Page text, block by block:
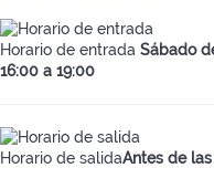
Horario de entrada Sábado
16:00 a 19:00
Horario de salidaAntes de